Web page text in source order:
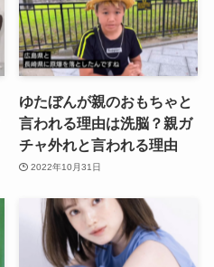
ゆたぼんが親のおもちゃと
言われる理由は洗脳？親ガ
チャ外れと言われる理由
2022年10月31日